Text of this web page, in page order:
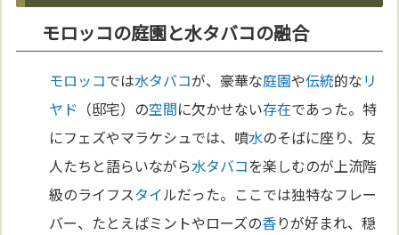
モロッコの庭園と水タバコの融合
モロッコでは水タバコが、豪華な庭園や伝統的なリ
ヤド （邸宅）の空間に欠かせない存在であった。特
にフェズやマラケシュでは、噴水のそばに座り、友
人たちと語らいながら水タバコを楽しむのが上流階
級のライフスタイルだった。ここでは独特なフレー
バー、たとえばミントやローズの香りが好まれ、穏